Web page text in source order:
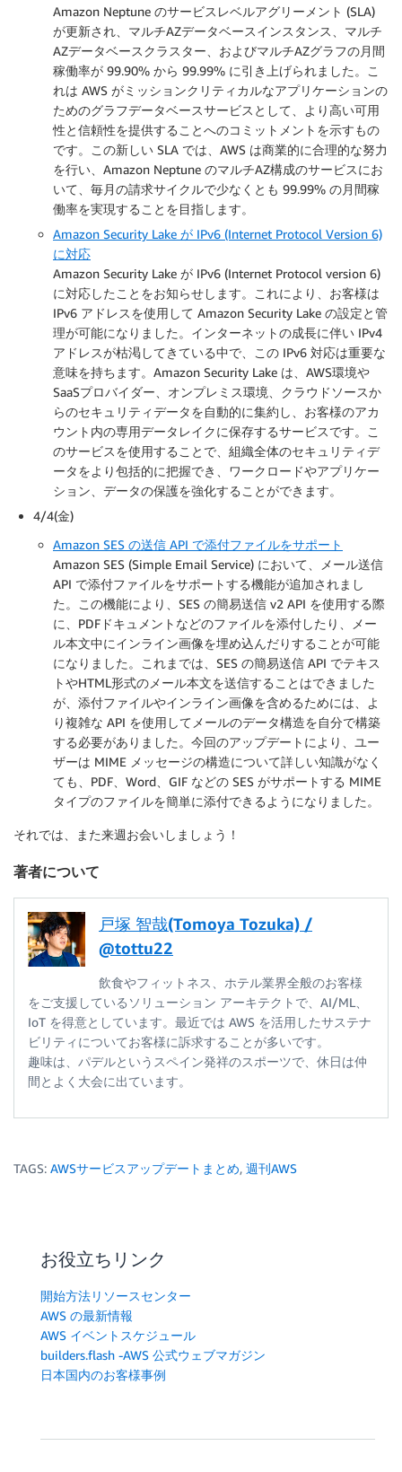
Amazon Neptune のサービスレベルアグリーメント (SLA)
が更新され、マルチAZデータベースインスタンス、マルチ
AZデータベースクラスター、およびマルチAZグラフの月間
稼働率が 99.90% から 99.99% に引き上げられました。こ
れは AWS がミッションクリティカルなアプリケーションの
ためのグラフデータベースサービスとして、より高い可用
性と信頼性を提供することへのコミットメントを示すもの
です。この新しい SLA では、AWS は商業的に合理的な努力
を行い、Amazon Neptune のマルチAZ構成のサービスにお
いて、毎月の請求サイクルで少なくとも 99.99% の月間稼
働率を実現することを目指します。
Amazon Security Lake が IPv6 (Internet Protocol Version 6)
に対応
Amazon Security Lake が IPv6 (Internet Protocol version 6)
に対応したことをお知らせします。これにより、お客様は
IPv6 アドレスを使用して Amazon Security Lake の設定と管
理が可能になりました。インターネットの成長に伴い IPv4
アドレスが枯渇してきている中で、この IPv6 対応は重要な
意味を持ちます。Amazon Security Lake は、AWS環境や
SaaSプロバイダー、オンプレミス環境、クラウドソースか
らのセキュリティデータを自動的に集約し、お客様のアカ
ウント内の専用データレイクに保存するサービスです。こ
のサービスを使用することで、組織全体のセキュリティデ
ータをより包括的に把握でき、ワークロードやアプリケー
ション、データの保護を強化することができます。
4/4(金)
Amazon SES の送信 API で添付ファイルをサポート
Amazon SES (Simple Email Service) において、メール送信
API で添付ファイルをサポートする機能が追加されまし
た。この機能により、SES の簡易送信 v2 API を使用する際
に、PDFドキュメントなどのファイルを添付したり、メー
ル本文中にインライン画像を埋め込んだりすることが可能
になりました。これまでは、SES の簡易送信 API でテキス
トやHTML形式のメール本文を送信することはできました
が、添付ファイルやインライン画像を含めるためには、よ
り複雑な API を使用してメールのデータ構造を自分で構築
する必要がありました。今回のアップデートにより、ユー
ザーは MIME メッセージの構造について詳しい知識がなく
ても、PDF、Word、GIF などの SES がサポートする MIME
タイプのファイルを簡単に添付できるようになりました。
それでは、また来週お会いしましょう！
著者について
戸塚 智哉(Tomoya Tozuka) /
@tottu22
飲食やフィットネス、ホテル業界全般のお客様
をご支援しているソリューション アーキテクトで、AI/ML、
IoT を得意としています。最近では AWS を活用したサステナ
ビリティについてお客様に訴求することが多いです。
趣味は、パデルというスペイン発祥のスポーツで、休日は仲
間とよく大会に出ています。
TAGS: AWSサービスアップデートまとめ, 週刊AWS
お役立ちリンク
開始方法リソースセンター
AWS の最新情報
AWS イベントスケジュール
builders.flash -AWS 公式ウェブマガジン
日本国内のお客様事例